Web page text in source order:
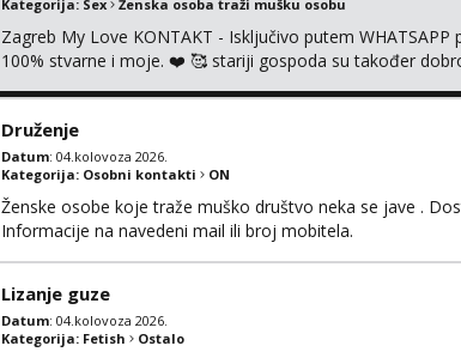
Kategorija: Sex Ženska osoba traži mušku osobu
Zagreb My Love KONTAKT - Isključivo putem
100% stvarne i moje. ❤️ 🥰 stariji gospoda su također
Druženje
Datum: 04.kolovoza 2026.
Kategorija: Osobni kontakti ON
Ženske osobe koje traže muško društvo neka se jave .
Informacije na navedeni mail ili broj mobitela.
Lizanje guze
Datum: 04.kolovoza 2026.
Kategorija: Fetish Ostalo